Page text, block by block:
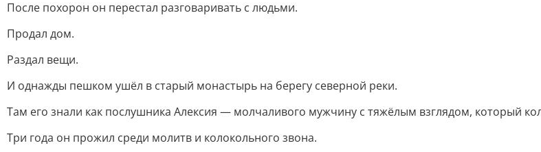
После похорон он перестал разговаривать с людьми.
Продал дом.
Раздал вещи.
И однажды пешком ушёл в старый монастырь на берегу северной реки.
Там его знали как послушника Алексия — молчаливого мужчину с тяжёлым взглядом, который
Три года он прожил среди молитв и колокольного звона.